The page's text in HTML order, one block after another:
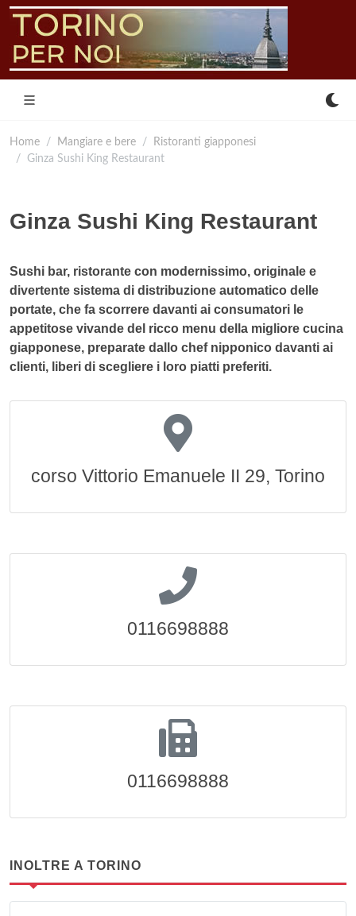
Home Mangiare e bere
Ristoranti giapponesi
Ginza Sushi King Restaurant
Ginza Sushi King Restaurant
Sushi bar, ristorante con modernissimo, originale e
divertente sistema di distribuzione automatico delle
portate, che fa scorrere davanti ai consumatori le
appetitose vivande del ricco menu della migliore cucina
giapponese, preparate dallo chef nipponico davanti ai
clienti, liberi di scegliere i loro piatti preferiti.
corso Vittorio Emanuele II 29, Torino
0116698888
0116698888
INOLTRE A TORINO